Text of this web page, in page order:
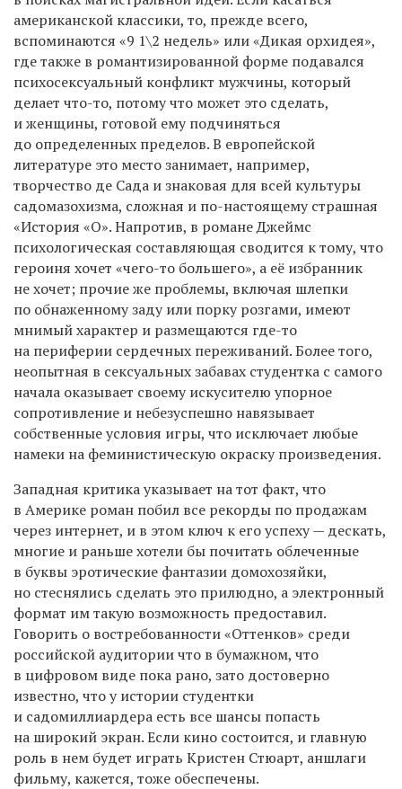
американской классики, то, прежде всего,
вспоминаются «9 1\2 недель» или «Дикая орхидея»,
где также в романтизированной форме подавался
психосексуальный конфликт мужчины, который
делает что-то, потому что может это сделать,
и женщины, готовой ему подчиняться
до определенных пределов. В европейской
литературе это место занимает, например,
творчество де Сада и знаковая для всей культуры
садомазохизма, сложная и по-настоящему страшная
«История «О». Напротив, в романе Джеймс
психологическая составляющая сводится к тому, что
героиня хочет «чего-то большего», а её избранник
не хочет; прочие же проблемы, включая шлепки
по обнаженному заду или порку розгами, имеют
мнимый характер и размещаются где-то
на периферии сердечных переживаний. Более того,
неопытная в сексуальных забавах студентка с самого
начала оказывает своему искусителю упорное
сопротивление и небезуспешно навязывает
собственные условия игры, что исключает любые
намеки на феминистическую окраску произведения.
Западная критика указывает на тот факт, что
в Америке роман побил все рекорды по продажам
через интернет, и в этом ключ к его успеху — дескать,
многие и раньше хотели бы почитать облеченные
в буквы эротические фантазии домохозяйки,
но стеснялись сделать это прилюдно, а электронный
формат им такую возможность предоставил.
Говорить о востребованности «Оттенков» среди
российской аудитории что в бумажном, что
в цифровом виде пока рано, зато достоверно
известно, что у истории студентки
и садомиллиардера есть все шансы попасть
на широкий экран. Если кино состоится, и главную
роль в нем будет играть Кристен Стюарт, аншлаги
фильму, кажется, тоже обеспечены.